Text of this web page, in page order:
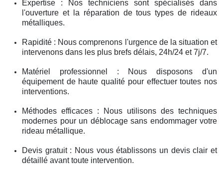
Expertise : Nos techniciens sont spécialisés dans
l'ouverture et la réparation de tous types de rideaux
métalliques.
Rapidité : Nous comprenons l'urgence de la situation et
intervenons dans les plus brefs délais, 24h/24 et 7j/7.
Matériel professionnel : Nous disposons d'un
équipement de haute qualité pour effectuer toutes nos
interventions.
Méthodes efficaces : Nous utilisons des techniques
modernes pour un déblocage sans endommager votre
rideau métallique.
Devis gratuit : Nous vous établissons un devis clair et
détaillé avant toute intervention.